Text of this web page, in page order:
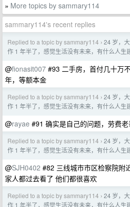
» More topics by sammary114
sammary114's recent replies
Replied to a topic by sammary114 › 24 岁，
作 1 年半了，感觉生活没有未来，有什么人生
@fionasit007 #93 二手房，首付几十万
年，等额本金
Replied to a topic by sammary114 › 24 岁，
作 1 年半了，感觉生活没有未来，有什么人生
@rayae #91 确实是自己的问题，劳费
Replied to a topic by sammary114 › 24 岁，
作 1 年半了，感觉生活没有未来，有什么人生
@SJH0402 #82 三线城市市区检察院附
家人都过去看了 他们都很喜欢
Replied to a topic by sammary114 › 24 岁，
作 1 年半了，感觉生活没有未来，有什么人生